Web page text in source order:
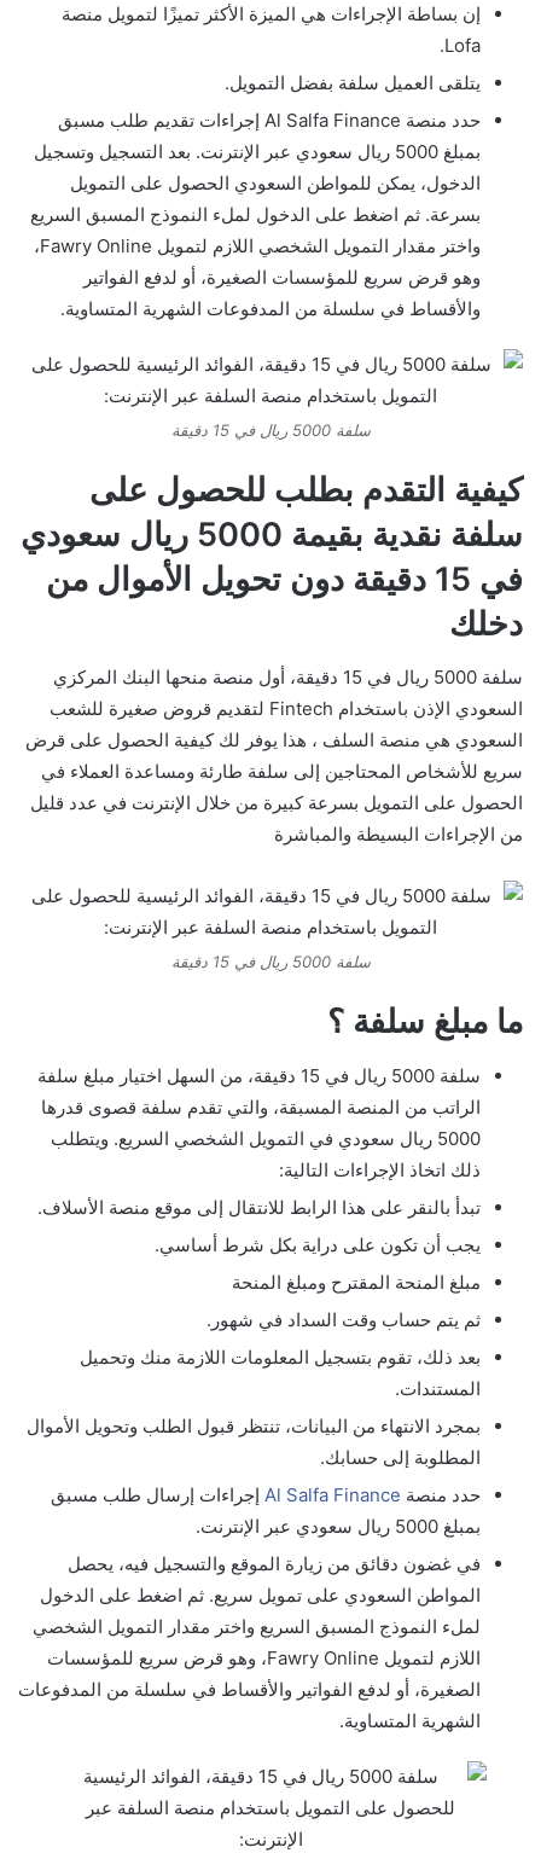
إن بساطة الإجراءات هي الميزة الأكثر تميزًا لتمويل منصة
Lofa.
يتلقى العميل سلفة بفضل التمويل.
حدد منصة Al Salfa Finance إجراءات تقديم طلب مسبق
بمبلغ 5000 ريال سعودي عبر الإنترنت. بعد التسجيل وتسجيل
الدخول، يمكن للمواطن السعودي الحصول على التمويل
بسرعة. ثم اضغط على الدخول لملء النموذج المسبق السريع
واختر مقدار التمويل الشخصي اللازم لتمويل Fawry Online،
وهو قرض سريع للمؤسسات الصغيرة، أو لدفع الفواتير
والأقساط في سلسلة من المدفوعات الشهرية المتساوية.
سلفة 5000 ريال في 15 دقيقة
كيفية التقدم بطلب للحصول على
سلفة نقدية بقيمة 5000 ريال سعودي
في 15 دقيقة دون تحويل الأموال من
دخلك
سلفة 5000 ريال في 15 دقيقة، أول منصة منحها البنك المركزي
السعودي الإذن باستخدام Fintech لتقديم قروض صغيرة للشعب
السعودي هي منصة السلف ، هذا يوفر لك كيفية الحصول على قرض
سريع للأشخاص المحتاجين إلى سلفة طارئة ومساعدة العملاء في
الحصول على التمويل بسرعة كبيرة من خلال الإنترنت في عدد قليل
من الإجراءات البسيطة والمباشرة
سلفة 5000 ريال في 15 دقيقة
ما مبلغ سلفة ؟
سلفة 5000 ريال في 15 دقيقة، من السهل اختيار مبلغ سلفة
الراتب من المنصة المسبقة، والتي تقدم سلفة قصوى قدرها
5000 ريال سعودي في التمويل الشخصي السريع. ويتطلب
ذلك اتخاذ الإجراءات التالية:
تبدأ بالنقر على هذا الرابط للانتقال إلى موقع منصة الأسلاف.
يجب أن تكون على دراية بكل شرط أساسي.
مبلغ المنحة المقترح ومبلغ المنحة
ثم يتم حساب وقت السداد في شهور.
بعد ذلك، تقوم بتسجيل المعلومات اللازمة منك وتحميل
المستندات.
بمجرد الانتهاء من البيانات، تنتظر قبول الطلب وتحويل الأموال
المطلوبة إلى حسابك.
حدد منصة Al Salfa Finance إجراءات إرسال طلب مسبق
بمبلغ 5000 ريال سعودي عبر الإنترنت.
في غضون دقائق من زيارة الموقع والتسجيل فيه، يحصل
المواطن السعودي على تمويل سريع. ثم اضغط على الدخول
لملء النموذج المسبق السريع واختر مقدار التمويل الشخصي
اللازم لتمويل Fawry Online، وهو قرض سريع للمؤسسات
الصغيرة، أو لدفع الفواتير والأقساط في سلسلة من المدفوعات
الشهرية المتساوية.